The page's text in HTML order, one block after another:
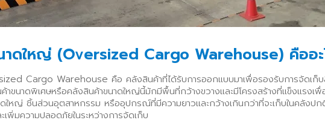
ดใหญ่ (Oversized Cargo Warehouse) คืออะ
Cargo Warehouse คือ คลังสินค้าที่ได้รับการออกแบบมาเพื่อรองรับการจัดเก็
ขนาดพิเศษหรือคลังสินค้าขนาดใหญ่นี้มักมีพื้นที่กว้างขวางและมีโครงสร้างที่แข็งแรงเ
ใหญ่ ชิ้นส่วนอุตสาหกรรม หรืออุปกรณ์ที่มีความยาวและกว้างเกินกว่าที่จะเก็บในคลังป
เพิ่มความปลอดภัยในระหว่างการจัดเก็บ